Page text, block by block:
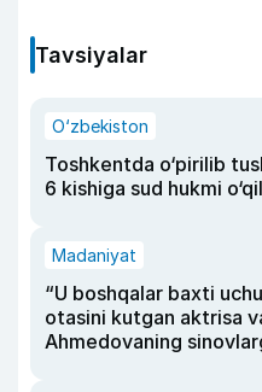
Tavsiyalar
O‘zbekiston
Toshkentda o‘pirilib
6 kishiga sud hukmi
Madaniyat
“U boshqalar baxti
otasini kutgan aktrisa
Ahmedovaning